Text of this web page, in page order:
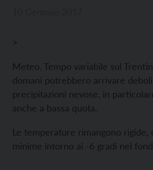
>
Meteo. Tempo variabile sul
domani potrebbero arrivare deboli
precipitazioni nevose, in
anche a bassa quota.
Le temperature rimangono rigide,
minime intorno ai -6 gradi nel